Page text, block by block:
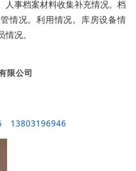
人事档案材料收集补充情况。档
情况。利用情况。库房设备情
况。
限公司
13803196946